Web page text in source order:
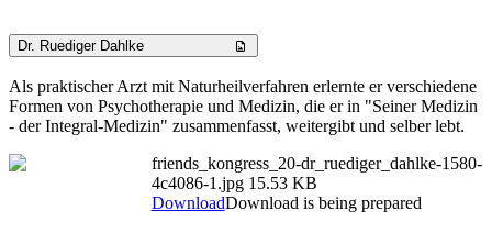
Dr. Ruediger Dahlke
Als praktischer Arzt mit Naturheilverfahren erlernte er verschiedene
Formen von Psychotherapie und Medizin, die er in "Seiner Medizin
- der Integral-Medizin" zusammenfasst, weitergibt und selber lebt.
friends_kongress_20-dr_ruediger_dahlke-1580-
4c4086-1.jpg 15.53 KB
DownloadDownload is being prepared